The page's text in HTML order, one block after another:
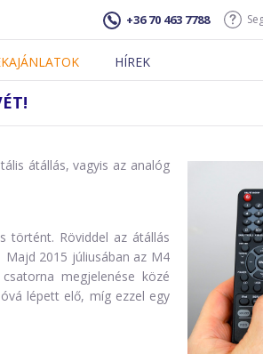
+36 70 463 7788
HÍREK
átállás, vagyis az analóg
történt. Röviddel az átállás
Majd 2015 júliusában az M4
megjelenése közé
lépett elő, míg ezzel egy